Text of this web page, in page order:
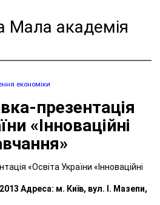
Мала академія
економіки
презентація
«Інноваційні
Адреса: м. Київ, вул. І. Мазепи,